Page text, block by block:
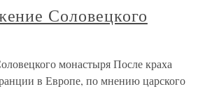
Соловецкого
монастыря После краха
в Европе, по мнению царского